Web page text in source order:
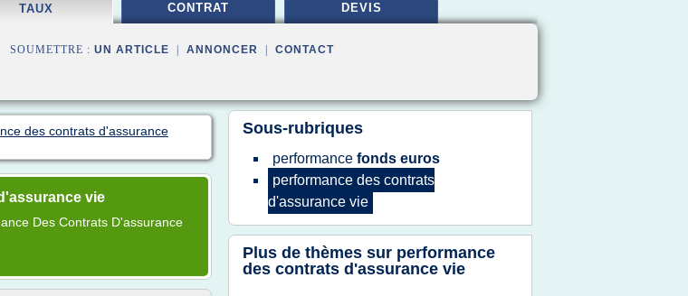
TAUX CONTRAT DEVIS
SOUMETTRE : UN ARTICLE ANNONCER CONTACT
des contrats d'assurance
vie
Des Contrats D'assurance
Sous-rubriques
performance fonds euros
performance des contrats
d'assurance vie
Plus de thèmes sur performance
des contrats d'assurance vie